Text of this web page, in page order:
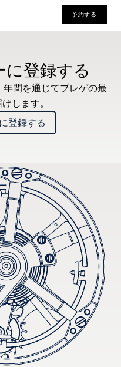
予約する
登録する
間を通じてブレゲの最
します。
登録する